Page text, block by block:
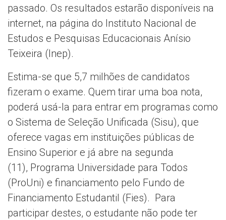
passado. Os resultados estarão disponíveis na
internet, na página do Instituto Nacional de
Estudos e Pesquisas Educacionais Anísio
Teixeira (Inep).
Estima-se que 5,7 milhões de candidatos
fizeram o exame. Quem tirar uma boa nota,
poderá usá-la para entrar em programas como
o Sistema de Seleção Unificada (Sisu), que
oferece vagas em instituições públicas de
Ensino Superior e já abre na segunda
(11), Programa Universidade para Todos
(ProUni) e financiamento pelo Fundo de
Financiamento Estudantil (Fies). Para
participar destes, o estudante não pode ter